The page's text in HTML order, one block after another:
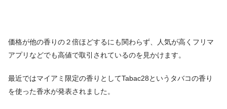
価格が他の香りの２倍ほどするにも関わらず、人気が高くフリマ
アプリなどでも高値で取引されているのを見かけます。
最近ではマイアミ限定の香りとしてTabac28というタバコの香り
を使った香水が発表されました。